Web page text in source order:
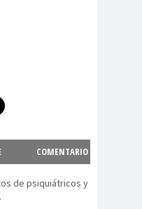
COMENTARIO
de psiquiátricos y